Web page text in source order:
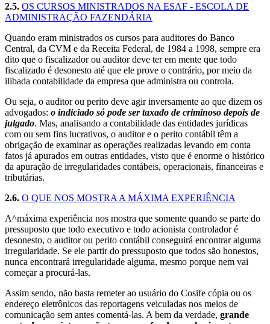
2.5. OS CURSOS MINISTRADOS NA ESAF - ESCOLA DE
ADMINISTRAÇÃO FAZENDÁRIA
Quando eram ministrados os cursos para auditores do Banco
Central, da CVM e da Receita Federal, de 1984 a 1998, sempre era
dito que o fiscalizador ou auditor deve ter em mente que todo
fiscalizado é desonesto até que ele prove o contrário, por meio da
ilibada contabilidade da empresa que administra ou controla.
Ou seja, o auditor ou perito deve agir inversamente ao que dizem os
advogados: o indiciado só pode ser taxado de criminoso depois de
julgado. Mas, analisando a contabilidade das entidades jurídicas
com ou sem fins lucrativos, o auditor e o perito contábil têm a
obrigação de examinar as operações realizadas levando em conta
fatos já apurados em outras entidades, visto que é enorme o histórico
da apuração de irregularidades contábeis, operacionais, financeiras e
tributárias.
2.6. O QUE NOS MOSTRA A MÁXIMA EXPERIÊNCIA
A^máxima experiência nos mostra que somente quando se parte do
pressuposto que todo executivo e todo acionista controlador é
desonesto, o auditor ou perito contábil conseguirá encontrar alguma
irregularidade. Se ele partir do pressuposto que todos são honestos,
nunca encontrará irregularidade alguma, mesmo porque nem vai
começar a procurá-las.
Assim sendo, não basta remeter ao usuário do Cosife cópia ou os
endereço eletrônicos das reportagens veiculadas nos meios de
comunicação sem antes comentá-las. A bem da verdade, grande